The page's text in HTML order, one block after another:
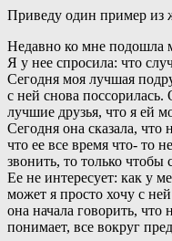
Приведу один пример из
Недавно ко мне подошла
Я у нее спросила: что
Сегодня моя лучшая
с ней снова
лучшие друзья, что я ей
Сегодня она сказала,
что ее все время что- то
звонить, то только чтобы
Ее не интересует: как у
может я просто хочу с
она начала говорить,
понимает, все вокруг